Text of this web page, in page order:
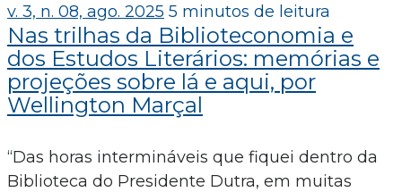
v. 3, n. 08, ago. 2025 5 minutos de leitura
Nas trilhas da Biblioteconomia e
dos Estudos Literários: memórias e
projeções sobre lá e aqui, por
Wellington Marçal
“Das horas intermináveis que fiquei dentro da
Biblioteca do Presidente Dutra, em muitas